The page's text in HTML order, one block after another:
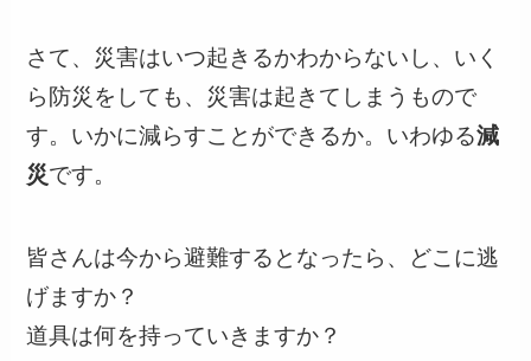
さて、災害はいつ起きるかわからないし、いく
ら防災をしても、災害は起きてしまうもので
す。いかに減らすことができるか。いわゆる減
災です。
皆さんは今から避難するとなったら、どこに逃
げますか？
道具は何を持っていきますか？